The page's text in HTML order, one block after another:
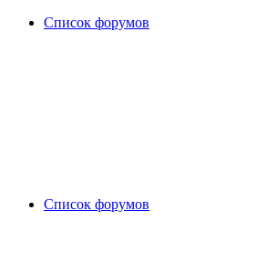
Список форумов
Список форумов